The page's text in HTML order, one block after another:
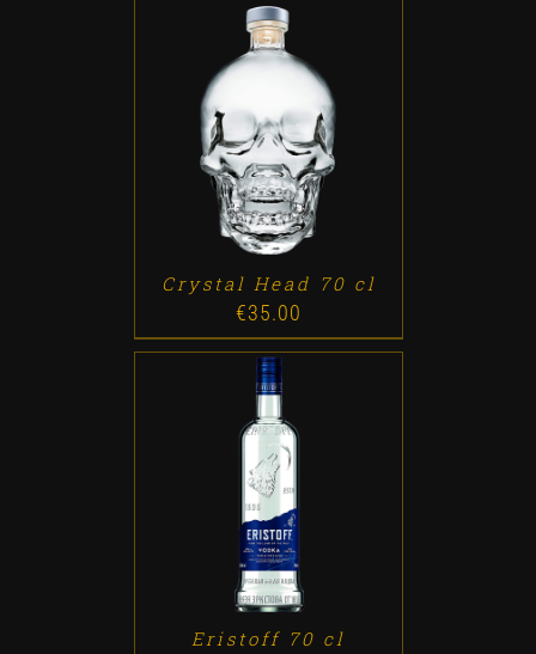
ADD TO CART / DETALLES
Crystal Head 70 cl
€35.00
ADD TO CART /
Eristoff 70 cl